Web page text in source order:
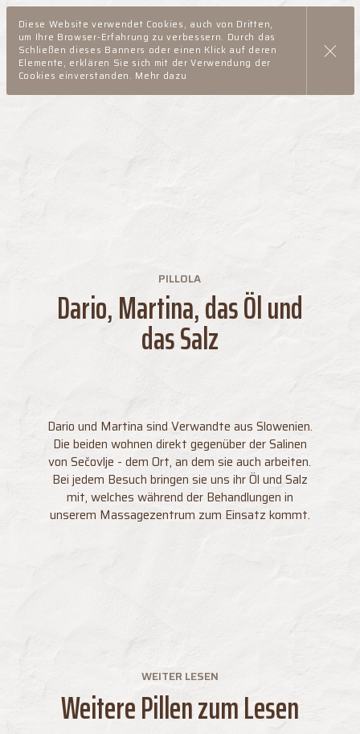
Diese Website verwendet Cookies, auch von Dritten,
um Ihre Browser-Erfahrung zu verbessern. Durch das
Schließen dieses Banners oder einen Klick auf deren
Elemente, erklären Sie sich mit der Verwendung der
Cookies einverstanden. Mehr dazu
Einblicke ins
Costa
Ferienwohnungen
Verfügbarkeitsanfrage
Costa
Verschenken
PILLOLA
Dario, Martina, das Öl und
das Salz
Dario und Martina sind Verwandte aus Slowenien.
Die beiden wohnen direkt gegenüber der Salinen
von Sečovlje - dem Ort, an dem sie auch arbeiten.
Bei jedem Besuch bringen sie uns ihr Öl und Salz
mit, welches während der Behandlungen in
unserem Massagezentrum zum Einsatz kommt.
WEITER LESEN
Weitere Pillen zum Lesen